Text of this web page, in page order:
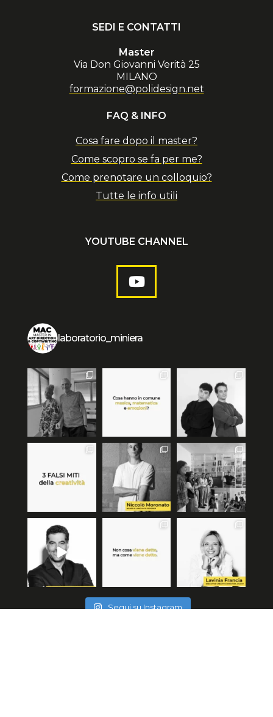
SEDI E CONTATTI
Master
Via Don Giovanni Verità 25
MILANO
formazione@polidesign.net
FAQ & INFO
Cosa fare dopo il master?
Come scopro se fa per me?
Come prenotare un colloquio?
Tutte le info utili
YOUTUBE CHANNEL
laboratorio_miniera
Segui su Instagram